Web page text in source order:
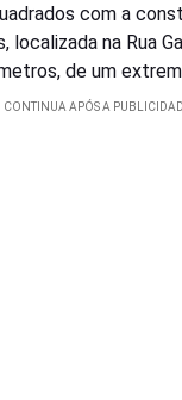
com a
localizada na Rua
de um